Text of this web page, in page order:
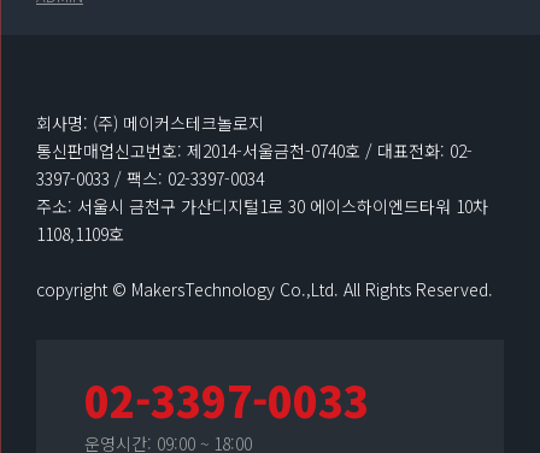
회사명: (주) 메이커스테크놀로지
통신판매업신고번호: 제2014-서울금천-0740호 / 대표전화: 02-
3397-0033 / 팩스: 02-3397-0034
주소: 서울시 금천구 가산디지털1로 30 에이스하이엔드타워 10차
1108,1109호
copyright © MakersTechnology Co.,Ltd. All Rights Reserved.
02-3397-0033
운영시간: 09:00 ~ 18:00